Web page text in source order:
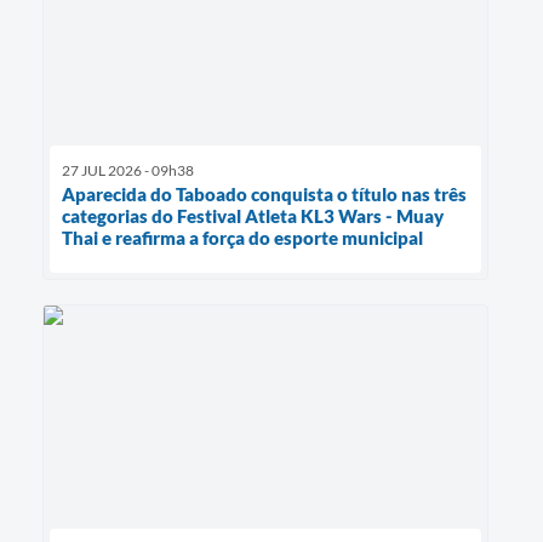
27 JUL 2026 - 09h38
Aparecida do Taboado conquista o título nas três
categorias do Festival Atleta KL3 Wars - Muay
Thai e reafirma a força do esporte municipal